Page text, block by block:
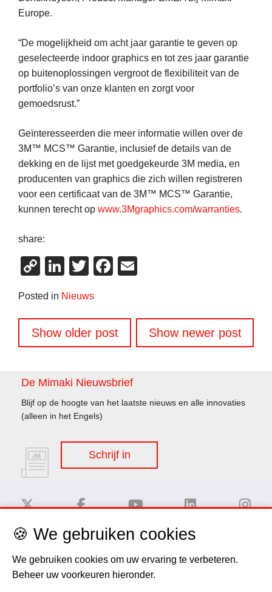
Europe.
“De mogelijkheid om acht jaar garantie te geven op
geselecteerde indoor graphics en tot zes jaar garantie
op buitenoplossingen vergroot de flexibiliteit van de
portfolio’s van onze klanten en zorgt voor
gemoedsrust.”
Geïnteresseerden die meer informatie willen over de
3M™ MCS™ Garantie, inclusief de details van de
dekking en de lijst met goedgekeurde 3M media, en
producenten van graphics die zich willen registreren
voor een certificaat van de 3M™ MCS™ Garantie,
kunnen terecht op www.3Mgraphics.com/warranties.
share:
CopyLinkedIn
TwitterFacebook
Posted in Nieuws
Berichtennavigatie
Show older post Show newer post
De Mimaki Nieuwsbrief
Blijf op de hoogte van het laatste nieuws en alle innovaties
(alleen in het Engels)
Schrijf in
Privacy Policy
🍪 We gebruiken cookies
We gebruiken cookies om uw ervaring te verbeteren.
Beheer uw voorkeuren hieronder.